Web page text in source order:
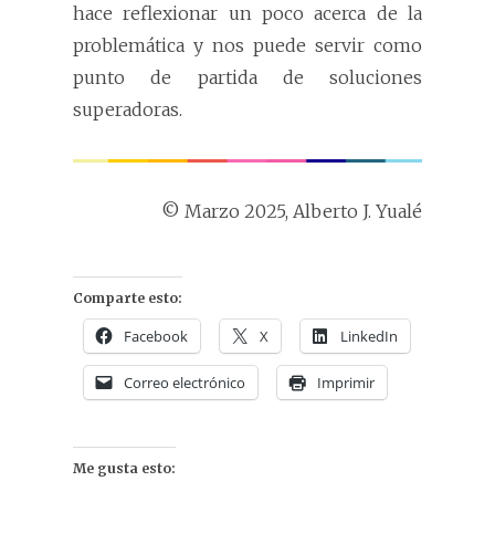
hace reflexionar un poco acerca de la
problemática y nos puede servir como
punto de partida de soluciones
superadoras.
© Marzo 2025, Alberto J. Yualé
Comparte esto:
Facebook X LinkedIn
Correo electrónico Imprimir
Me gusta esto: